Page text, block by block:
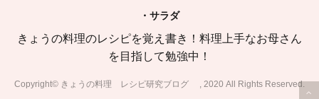
・サラダ
きょうの料理のレシピを覚え書き！料理上手なお母さん
を目指して勉強中！
Copyright© きょうの料理 レシピ研究ブログ , 2020 All Rights Reserved.